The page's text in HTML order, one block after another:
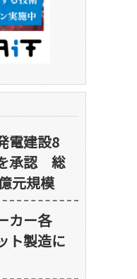
電建設8
承認 総
元規模
カー各
ト製造に